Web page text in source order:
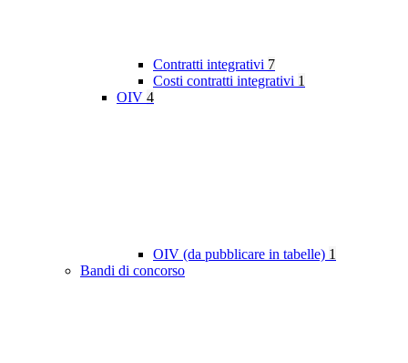
Contratti integrativi 7
Costi contratti integrativi 1
OIV 4
OIV (da pubblicare in tabelle) 1
Bandi di concorso